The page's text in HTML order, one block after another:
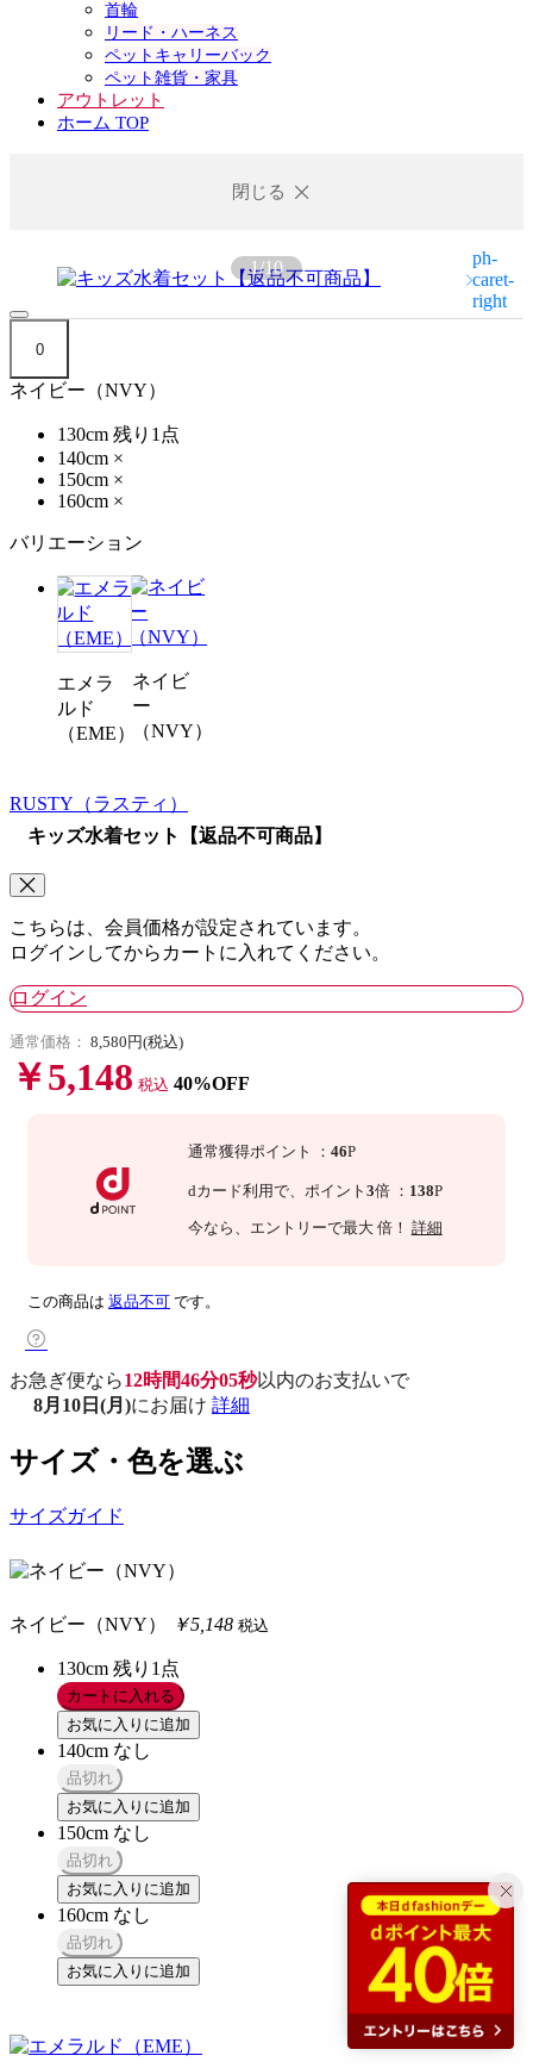
首輪
リード・ハーネス
ペットキャリーバック
ペット雑貨・家具
アウトレット
ホーム TOP
閉じる
1/10
0
ネイビー（NVY）
130cm 残り1点
140cm ×
150cm ×
160cm ×
バリエーション
エメラ
ルド
（EME）
ネイビ
ー
（NVY）
RUSTY （ラスティ）
キッズ水着セット【返品不可商品】
こちらは、会員価格が設定されています。
ログインしてからカートに入れてください。
ログイン
通常価格： 8,580円(税込)
￥5,148 税込 40%OFF
通常獲得ポイント ： 46P
dカード利用で、 ポイント 3倍 ： 138P
今なら 、エントリーで最大 倍！ 詳細
この商品は 返品不可 です。
お急ぎ便なら12時間46分04秒以内のお支払いで
8月10日(月)にお届け 詳細
サイズ・色を選ぶ
サイズガイド
ネイビー（NVY） ￥5,148 税込
130cm 残り1点
カートに入れる
お気に入りに追加
140cm なし
品切れ
お気に入りに追加
150cm なし
品切れ
お気に入りに追加
160cm なし
品切れ
お気に入りに追加